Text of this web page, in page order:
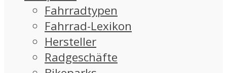
Fahrradtypen
Fahrrad-Lexikon
Hersteller
Radgeschäfte